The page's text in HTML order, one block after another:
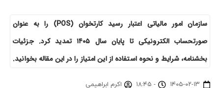
سازمان امور مالیاتی اعتبار رسید کارتخوان (POS) را به عنوان
صورتحساب الکترونیکی تا پایان سال ۱۴۰۵ تمدید کرد. جزئیات
بخشنامه، شرایط و نحوه استفاده از این امتیاز را در این مقاله بخوانید.
۱۴۰۵-۰۲-۱۳ - ۱۸:۴۵ اکرم ابراهیمی